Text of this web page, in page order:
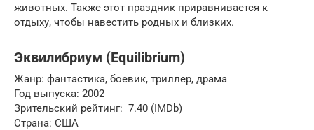
животных. Также этот праздник приравнивается к
отдыху, чтобы навестить родных и близких.
Эквилибриум (Equilibrium)
Жанр: фантастика, боевик, триллер, драма
Год выпуска: 2002
Зрительский рейтинг: ️ 7.40 (IMDb)
Страна: США